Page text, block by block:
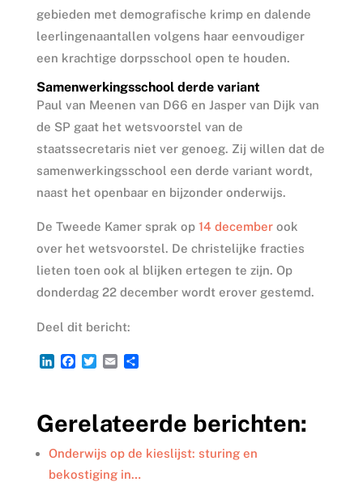
gebieden met demografische krimp en dalende
leerlingenaantallen volgens haar eenvoudiger
een krachtige dorpsschool open te houden.
Samenwerkingsschool derde variant
Paul van Meenen van D66 en Jasper van Dijk van
de SP gaat het wetsvoorstel van de
staatssecretaris niet ver genoeg. Zij willen dat de
samenwerkingsschool een derde variant wordt,
naast het openbaar en bijzonder onderwijs.
De Tweede Kamer sprak op 14 decemberook
over het wetsvoorstel. De christelijke fracties
lieten toen ook al blijken ertegen te zijn. Op
donderdag 22 december wordt erover gestemd.
Deel dit bericht:
L
e
d
I
n
F
b
o
o
k
T
t
e
r
E
l
D
n
Gerelateerde berichten:
Onderwijs op de kieslijst: sturing en
bekostiging in…